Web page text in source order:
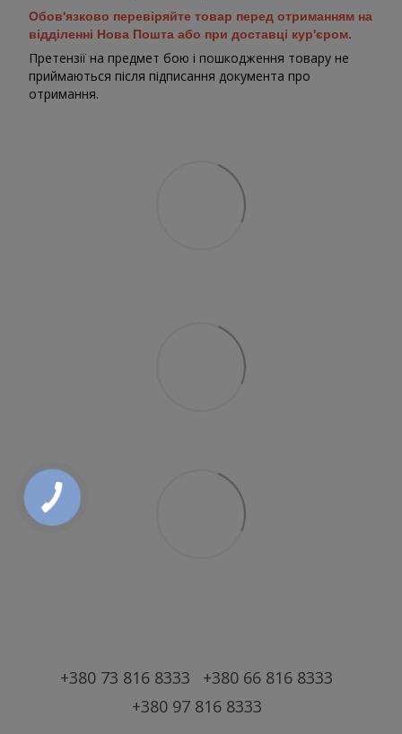
Обов'язково перевіряйте товар перед отриманням на
відділенні Нова Пошта або при доставці кур'єром.
Претензії на предмет бою і пошкодження товару не
приймаються після підписання документа про
отримання.
+380 73 816 8333
+380 66 816 8333
+380 97 816 8333